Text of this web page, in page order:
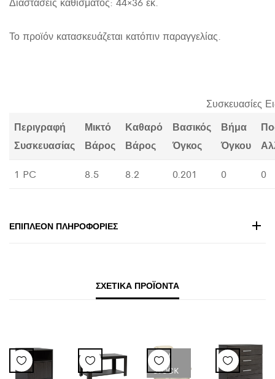
Το προϊόν κατασκευάζεται κατόπιν παραγγελίας.
Συσκευασίες
Περιγραφή
Συσκευασίας
Μικτό
Βάρος
Καθαρό
Βάρος
Βασικός
Όγκος
Βήμα
Όγκου
1 PC 8.5 8.2 0.201 0 0
ΕΠΙΠΛΈΟΝ ΠΛΗΡΟΦΟΡΊΕΣ
ΣΧΕΤΙΚΆ ΠΡΟΪΌΝΤΑ
LOW
STOCK